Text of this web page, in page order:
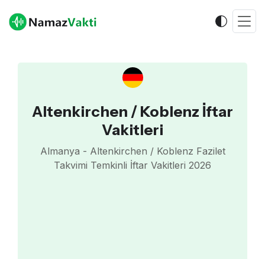
Altenkirchen / Koblenz İftar
Vakitleri
Almanya - Altenkirchen / Koblenz Fazilet
Takvimi Temkinli İftar Vakitleri 2026